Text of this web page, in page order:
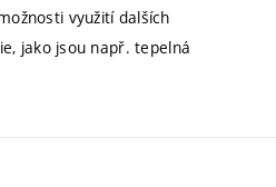
využití dalších
jako jsou např. tepelná